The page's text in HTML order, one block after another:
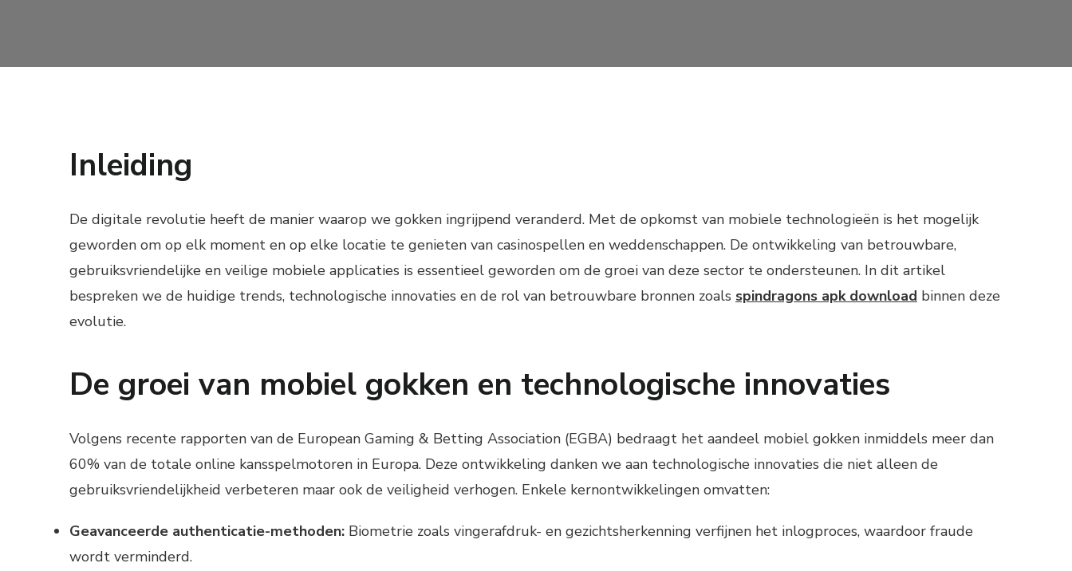
Inleiding
De digitale revolutie heeft de manier waarop we gokken ingrijpend veranderd. Met de opkomst van mobiele technologieën is het mogelijk
geworden om op elk moment en op elke locatie te genieten van casinospellen en weddenschappen. De ontwikkeling van betrouwbare,
gebruiksvriendelijke en veilige mobiele applicaties is essentieel geworden om de groei van deze sector te ondersteunen. In dit artikel
bespreken we de huidige trends, technologische innovaties en de rol van betrouwbare bronnen zoals spindragons apk download binnen deze
evolutie.
De groei van mobiel gokken en technologische innovaties
Volgens recente rapporten van de European Gaming & Betting Association (EGBA) bedraagt het aandeel mobiel gokken inmiddels meer dan
60% van de totale online kansspelmotoren in Europa. Deze ontwikkeling danken we aan technologische innovaties die niet alleen de
gebruiksvriendelijkheid verbeteren maar ook de veiligheid verhogen. Enkele kernontwikkelingen omvatten:
Geavanceerde authenticatie-methoden: Biometrie zoals vingerafdruk- en gezichtsherkenning verfijnen het inlogproces, waardoor fraude
wordt verminderd.